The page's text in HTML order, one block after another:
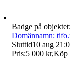
Badge på objektet:
Domännamn:
Sluttid10 aug
Pris:5 000 kr,Köp